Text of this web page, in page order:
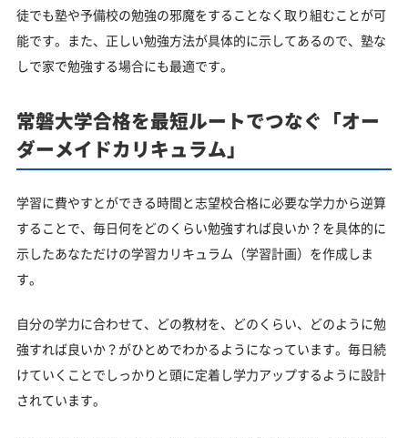
徒でも塾や予備校の勉強の邪魔をすることなく取り組むことが可
能です。また、正しい勉強方法が具体的に示してあるので、塾な
しで家で勉強する場合にも最適です。
常磐大学合格を最短ルートでつなぐ「オー
ダーメイドカリキュラム」
学習に費やすとができる時間と志望校合格に必要な学力から逆算
することで、毎日何をどのくらい勉強すれば良いか？を具体的に
示したあなただけの学習カリキュラム（学習計画）を作成しま
す。
自分の学力に合わせて、どの教材を、どのくらい、どのように勉
強すれば良いか？がひとめでわかるようになっています。毎日続
けていくことでしっかりと頭に定着し学力アップするように設計
されています。